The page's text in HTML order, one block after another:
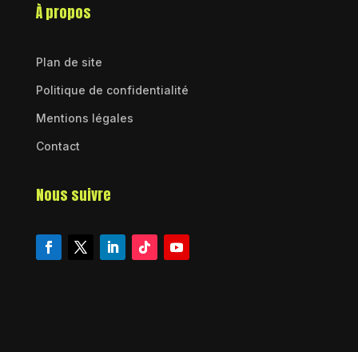
À propos
Plan de site
Politique de confidentialité
Mentions légales
Contact
Nous suivre